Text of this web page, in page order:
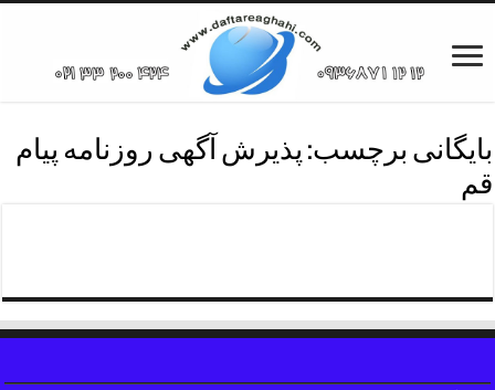
بایگانی برچسب: پذیرش آگهی روزنامه پیام
قم